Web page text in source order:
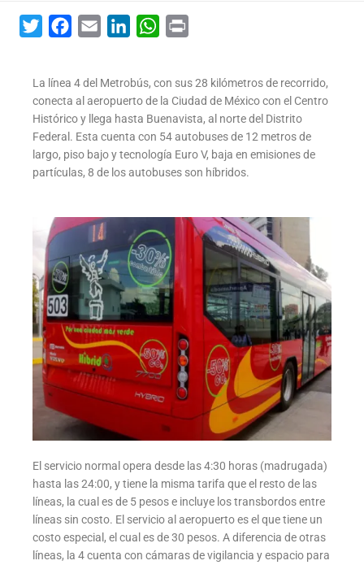
TwitterFacebook
Email LinkedInWhatsApp
La línea 4 del Metrobús, con sus 28 kilómetros de recorrido,
conecta al aeropuerto de la Ciudad de México con el Centro
Histórico y llega hasta Buenavista, al norte del Distrito
Federal. Esta cuenta con 54 autobuses de 12 metros de
largo, piso bajo y tecnología Euro V, baja en emisiones de
partículas, 8 de los autobuses son híbridos.
El servicio normal opera desde las 4:30 horas (madrugada)
hasta las 24:00, y tiene la misma tarifa que el resto de las
líneas, la cual es de 5 pesos e incluye los transbordos entre
líneas sin costo. El servicio al aeropuerto es el que tiene un
costo especial, el cual es de 30 pesos. A diferencia de otras
líneas, la 4 cuenta con cámaras de vigilancia y espacio para